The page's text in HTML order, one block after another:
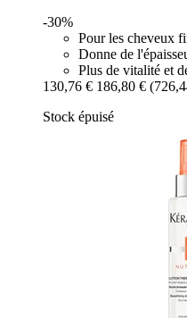
-30%
Pour les cheveux
Donne de
Plus de vitalité et
130,76 € 186,80 €
Stock épuisé